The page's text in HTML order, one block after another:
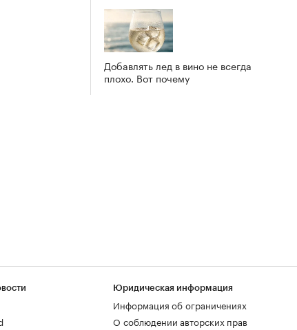
Добавлять лед в вино не всегда
плохо. Вот почему
Юридическая информация
Информация об ограничениях
О соблюдении авторских прав